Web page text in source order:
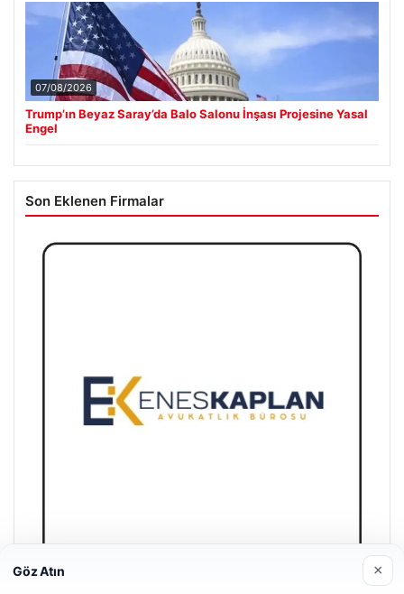
07/08/2026
Trump’ın Beyaz Saray’da Balo Salonu İnşası Projesine Yasal
Engel
Son Eklenen Firmalar
Göz Atın ×